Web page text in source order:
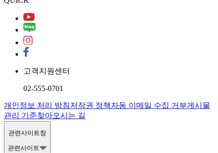
고객지원센터
02-555-0701
개인정보 처리 방침저작권 정책자동 이메일 수집 거부게시물
관리 기준찾아오시는 길
관련사이트창
관련사이트